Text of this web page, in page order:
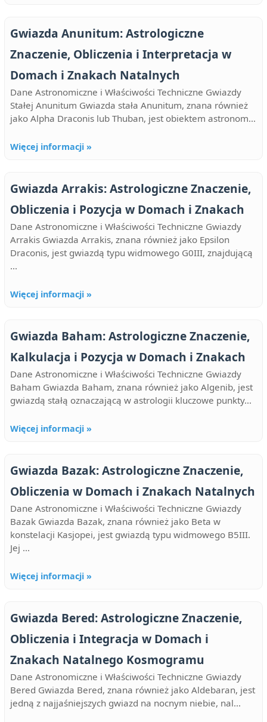
Gwiazda Anunitum: Astrologiczne
Znaczenie, Obliczenia i Interpretacja w
Domach i Znakach Natalnych
Dane Astronomiczne i Właściwości Techniczne Gwiazdy
Stałej Anunitum Gwiazda stała Anunitum, znana również
jako Alpha Draconis lub Thuban, jest obiektem astronom...
Więcej informacji »
Gwiazda Arrakis: Astrologiczne Znaczenie,
Obliczenia i Pozycja w Domach i Znakach
Dane Astronomiczne i Właściwości Techniczne Gwiazdy
Arrakis Gwiazda Arrakis, znana również jako Epsilon
Draconis, jest gwiazdą typu widmowego G0III, znajdującą
...
Więcej informacji »
Gwiazda Baham: Astrologiczne Znaczenie,
Kalkulacja i Pozycja w Domach i Znakach
Dane Astronomiczne i Właściwości Techniczne Gwiazdy
Baham Gwiazda Baham, znana również jako Algenib, jest
gwiazdą stałą oznaczającą w astrologii kluczowe punkty...
Więcej informacji »
Gwiazda Bazak: Astrologiczne Znaczenie,
Obliczenia w Domach i Znakach Natalnych
Dane Astronomiczne i Właściwości Techniczne Gwiazdy
Bazak Gwiazda Bazak, znana również jako Beta w
konstelacji Kasjopei, jest gwiazdą typu widmowego B5III.
Jej ...
Więcej informacji »
Gwiazda Bered: Astrologiczne Znaczenie,
Obliczenia i Integracja w Domach i
Znakach Natalnego Kosmogramu
Dane Astronomiczne i Właściwości Techniczne Gwiazdy
Bered Gwiazda Bered, znana również jako Aldebaran, jest
jedną z najjaśniejszych gwiazd na nocnym niebie, nal...